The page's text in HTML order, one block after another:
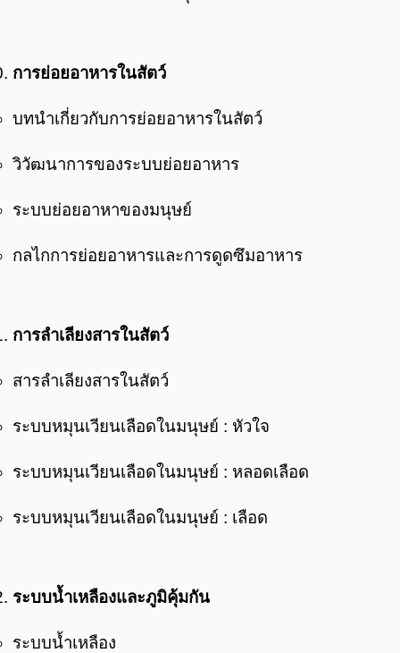
การย่อยอาหารในสัตว์
บทนำเกี่ยวกับการย่อยอาหารในสัตว์
วิวัฒนาการของระบบย่อยอาหาร
ระบบย่อยอาหาของมนุษย์
กลไกการย่อยอาหารและการดูดซึมอาหาร
การลำเลียงสารในสัตว์
สารลำเลียงสารในสัตว์
ระบบหมุนเวียนเลือดในมนุษย์ : หัวใจ
ระบบหมุนเวียนเลือดในมนุษย์ : หลอดเลือด
ระบบหมุนเวียนเลือดในมนุษย์ : เลือด
ระบบน้ำเหลืองและภูมิคุ้มกัน
ระบบน้ำเหลือง